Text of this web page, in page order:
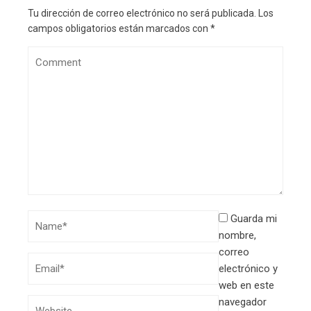
Tu dirección de correo electrónico no será publicada. Los
campos obligatorios están marcados con *
Guarda mi
nombre,
correo
electrónico y
web en este
navegador